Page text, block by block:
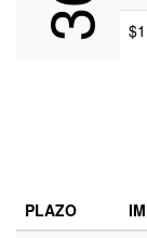
PLAZO